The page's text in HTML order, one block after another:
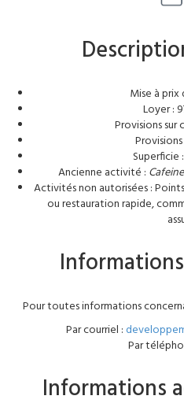
Mise à prix
Loyer :
Provisions sur
Superficie
Ancienne activité : Cafeine
Activités non autorisées :
ou restauration rapide,
Pour toutes informations
Par courriel :
Par
Informations